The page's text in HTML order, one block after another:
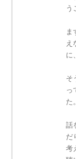
う
ま
え
に
そ
っ
た。
話
だ
考